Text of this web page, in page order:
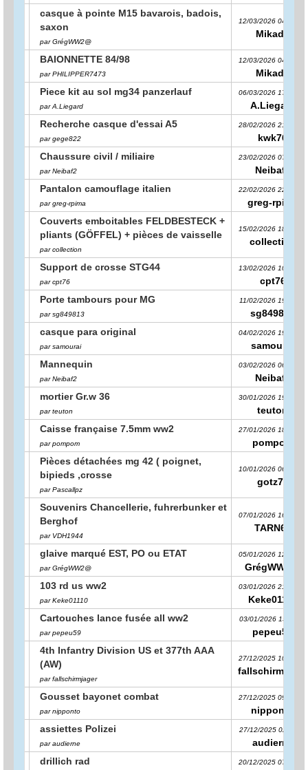
casque à pointe M15 bavarois, badois,
saxon
par GrégWW2@
12/03/2026 04:47:26
Mikado
BAIONNETTE 84/98
par PHILIPPER7473
12/03/2026 04:44:28
Mikado
Piece kit au sol mg34 panzerlauf
par A.Liegard
06/03/2026 17:21:50
A.Liegard
Recherche casque d'essai A5
par gege822
28/02/2026 21:02:38
kwk76
Chaussure civil / miliaire
par Neibaf2
23/02/2026 07:29:48
Neibaf2
Pantalon camouflage italien
par greg-rpima
22/02/2026 22:19:04
greg-rpima
Couverts emboitables FELDBESTECK +
pliants (GÖFFEL) + pièces de vaisselle
par collection
15/02/2026 18:18:47
collection
Support de crosse STG44
par cpt76
13/02/2026 10:20:44
cpt76
Porte tambours pour MG
par sg849813
11/02/2026 19:34:51
sg849813
casque para original
par samourai
04/02/2026 19:14:59
samourai
Mannequin
par Neibaf2
03/02/2026 06:22:01
Neibaf2
mortier Gr.w 36
par teuton
30/01/2026 19:42:05
teuton
Caisse française 7.5mm ww2
par pompom
27/01/2026 18:24:20
pompom
Pièces détachées mg 42 ( poignet,
bipieds ,crosse
par Pascallpz
10/01/2026 06:40:04
gotz71
Souvenirs Chancellerie, fuhrerbunker et
Berghof
par VDH1944
07/01/2026 16:51:21
TARN68
glaive marqué EST, PO ou ETAT
par GrégWW2@
05/01/2026 12:56:28
GrégWW2@
103 rd us ww2
par Keke01110
03/01/2026 21:51:04
Keke01110
Cartouches lance fusée all ww2
par pepeu59
03/01/2026 15:11:14
pepeu59
4th Infantry Division US et 377th AAA
(AW)
par fallschirmjager
27/12/2025 10:39:51
fallschirmjager
Gousset bayonet combat
par nipponto
27/12/2025 09:04:54
nipponto
assiettes Polizei
par audierne
27/12/2025 02:11:33
audierne
drillich rad
20/12/2025 07:30:32